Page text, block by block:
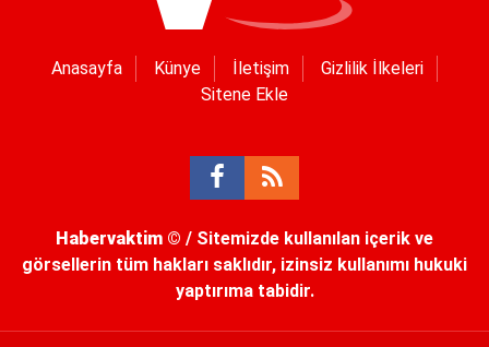
Anasayfa Künye İletişim
Gizlilik İlkeleri
Sitene Ekle
Habervaktim © / Sitemizde kullanılan içerik ve
görsellerin tüm hakları saklıdır, izinsiz kullanımı hukuki
yaptırıma tabidir.